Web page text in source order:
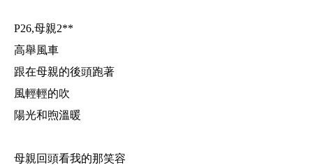
P26,母親2**
高舉風車
跟在母親的後頭跑著
風輕輕的吹
陽光和煦溫暖
母親回頭看我的那笑容